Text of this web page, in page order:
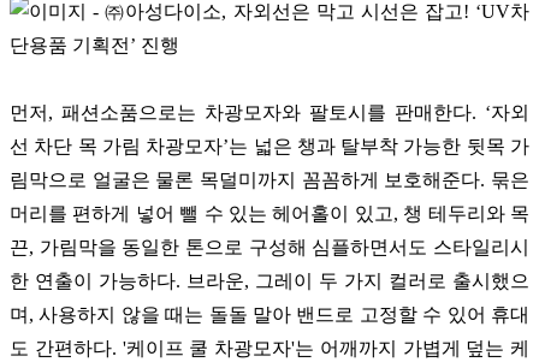
먼저 , 패션소품으로는 차광모자와 팔토시를 판매한다. ‘자외
선 차단 목 가림 차광모자’는 넓은 챙과 탈부착 가능한 뒷목 가
림막으로 얼굴은 물론 목덜미까지 꼼꼼하게 보호해준다. 묶은
머리를 편하게 넣어 뺄 수 있는 헤어홀이 있고, 챙 테두리와 목
끈, 가림막을 동일한 톤으로 구성해 심플하면서도 스타일리시
한 연출이 가능하다. 브라운, 그레이 두 가지 컬러로 출시했으
며 ,사용하지 않을 때는 돌돌 말아 밴드로 고정할 수 있어 휴대
도 간편하다. '케이프 쿨 차광모자'는 어깨까지 가볍게 덮는 케